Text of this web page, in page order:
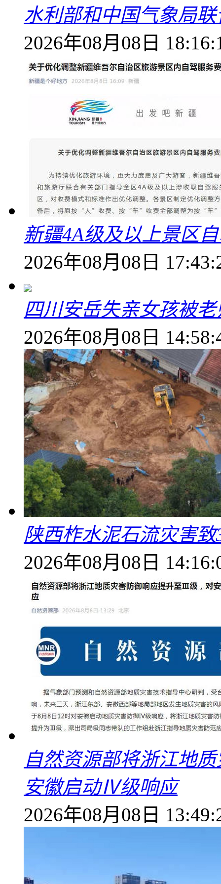
水利部和中国气象局
2026年08月08日
新疆4A级及以上景区
2026年08月08日
四川安岳失亲女孩被
2026年08月08日
陕西柞水泥石流灾害
2026年08月08日
自然资源部将浙江地
安徽启动Ⅳ级响应
2026年08月08日